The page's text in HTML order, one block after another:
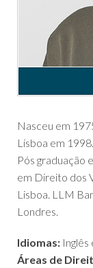
Nasceu em
Lisboa em
Pós graduação
em Direito dos
Lisboa. LLM
Londres.
Idiomas: Inglês
Áreas de